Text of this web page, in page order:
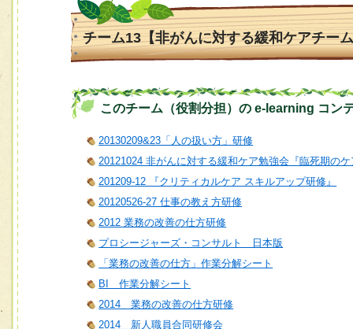
チーム13【非がんに対する緩和ケアチー
このチーム（役割分担）の e-learning コン
20130209&23「人の扱い方」研修
20121024 非がんに対する緩和ケア勉強会『臨死期の
201209-12 『クリティカルケア スキルアップ研修』
20120526-27 仕事の教え方研修
2012 業務の改善の仕方研修
プロシージャーズ・コンサルト 日本版
「業務の改善の仕方」作業分解シート
BI 作業分解シート
2014 業務の改善の仕方研修
2014 新人職員合同研修会